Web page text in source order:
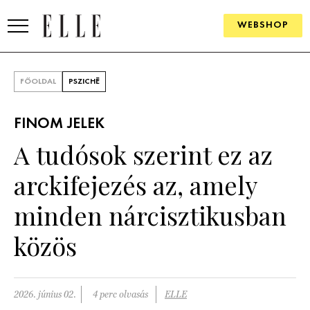
WEBSHOP
SZÉPSÉG
PSZICHÉ
PÁRKAPCSOLAT
FŐOLDAL PSZICHÉ
FINOM JELEK
A tudósok szerint ez az
arckifejezés az, amely
minden nárcisztikusban
közös
2026. június 02. 4 perc olvasás ELLE